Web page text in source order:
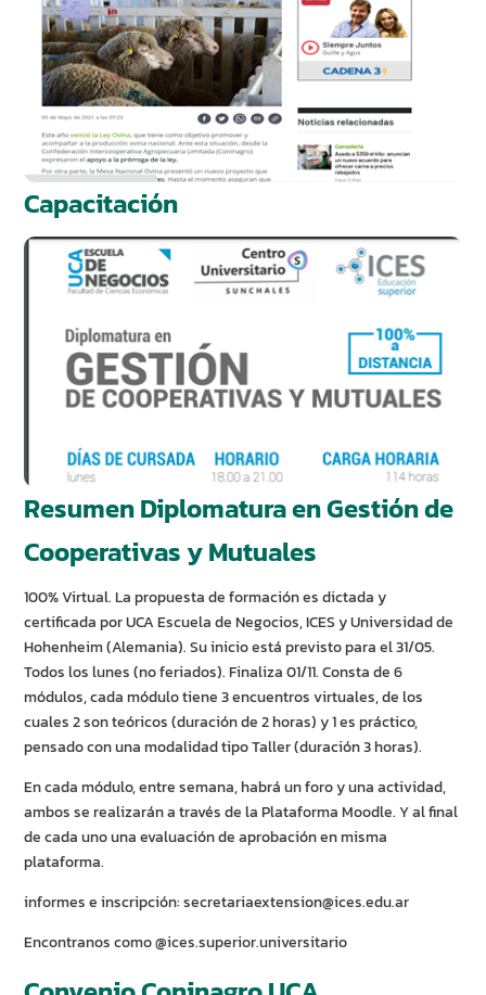
Capacitación
Resumen Diplomatura en Gestión de
Cooperativas y Mutuales
100% Virtual. La propuesta de formación es dictada y
certificada por UCA Escuela de Negocios, ICES y Universidad de
Hohenheim (Alemania). Su inicio está previsto para el 31/05.
Todos los lunes (no feriados). Finaliza 01/11. Consta de 6
módulos, cada módulo tiene 3 encuentros virtuales, de los
cuales 2 son teóricos (duración de 2 horas) y 1 es práctico,
pensado con una modalidad tipo Taller (duración 3 horas).
En cada módulo, entre semana, habrá un foro y una actividad,
ambos se realizarán a través de la Plataforma Moodle. Y al final
de cada uno una evaluación de aprobación en misma
plataforma.
informes e inscripción: secretariaextension@ices.edu.ar
Encontranos como @ices.superior.universitario